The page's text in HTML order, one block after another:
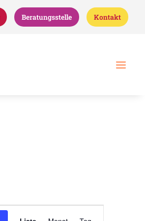
Beratungsstelle Kontakt
Veranstaltung